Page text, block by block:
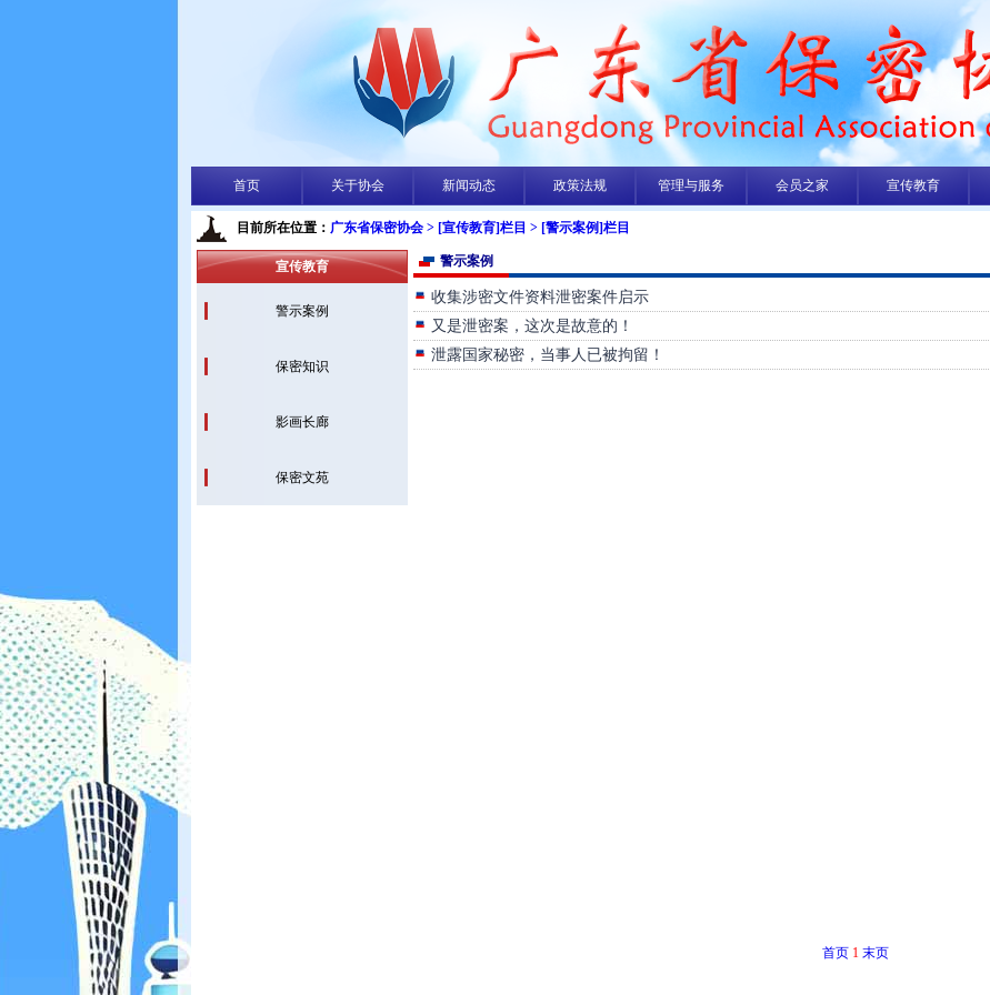
首页 关于协会 新闻动态 政策法规 管理与服务 会员之家 宣传教育
目前所在位置： 广东省保密协会 > [宣传教育]栏目 > [警示案例]栏目
宣传教育
警示案例
保密知识
影画长廊
保密文苑
警示案例
收集涉密文件资料泄密案件启示
又是泄密案，这次是故意的！
泄露国家秘密，当事人已被拘留！
首页 1 末页